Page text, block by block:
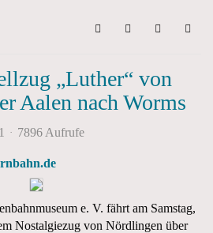
SearchUpdatesSign In
„Luther“ von
Aalen nach Worms
7896 Aufrufe
e. V. fährt am Samstag,
Nostalgiezug von Nördlingen über